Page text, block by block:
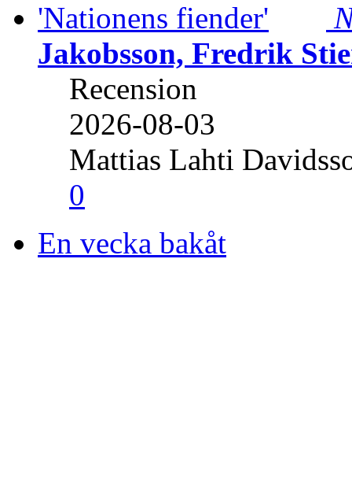
Jakobsson, Fredrik
Recension
2026-08-03
Mattias Lahti
0
En vecka bakåt